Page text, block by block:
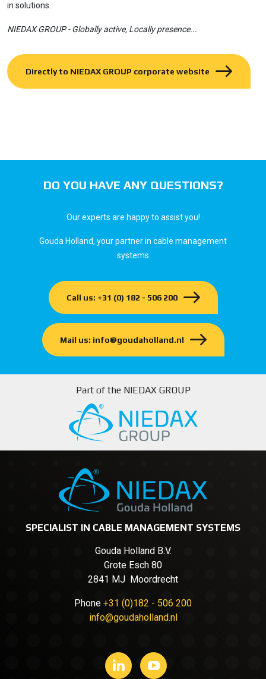
in solutions.
NIEDAX GROUP - Globally active, Locally presence...
Directly to NIEDAX GROUP corporate website
DO YOU HAVE ANY QUESTIONS?
Our experts are happy to assist you!
Gouda Holland, your partner in cable management
systems
Call us: +31 (0) 182 - 506 200
Mail us: info@goudaholland.nl
Part of the NIEDAX GROUP
SPECIALIST IN CABLE MANAGEMENT SYSTEMS
Gouda Holland B.V.
Grote Esch 80
2841 MJ Moordrecht
Phone +31 (0)182 - 506 200
info@goudaholland.nl